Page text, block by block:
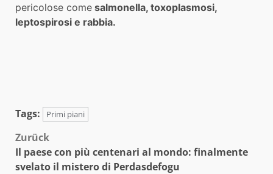
pericolose come salmonella, toxoplasmosi,
leptospirosi e rabbia.
Tags: Primi piani
Beitragsnavigation
Zurück
Il paese con più centenari al mondo: finalmente
svelato il mistero di Perdasdefogu